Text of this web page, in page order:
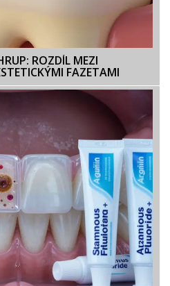
ROZDÍL MEZI
FAZETAMI